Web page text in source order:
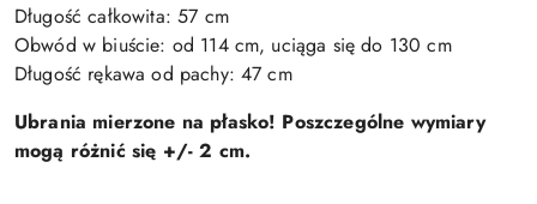
Długość całkowita: 57 cm
Obwód w biuście: od 114 cm, uciąga się do 130 cm
Długość rękawa od pachy: 47 cm
Ubrania mierzone na płasko! Poszczególne wymiary
mogą różnić się +/- 2 cm.